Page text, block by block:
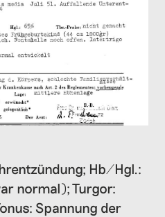
Hb/Hgl.:
normal); Turgor:
Spannung der